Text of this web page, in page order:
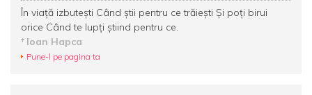
În viață izbutești Când știi pentru ce trăiești Și poți birui
orice Când te lupți știind pentru ce.
Ioan Hapca
Pune-l pe pagina ta